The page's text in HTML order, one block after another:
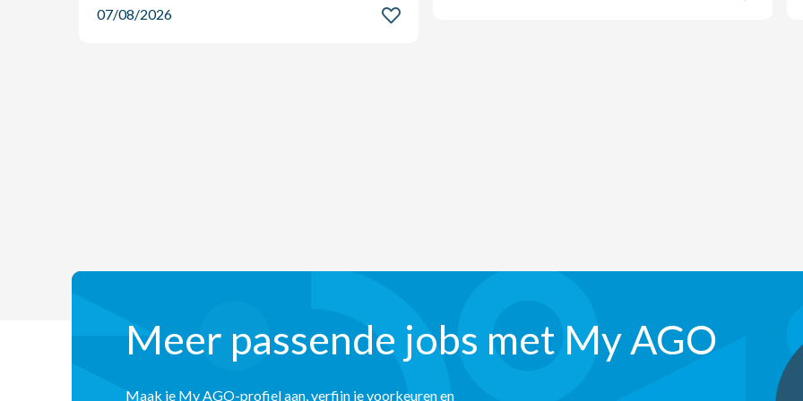
07/08/2026
Meer passende jobs met My AGO
Maak je My AGO-profiel aan, verfijn je voorkeuren en